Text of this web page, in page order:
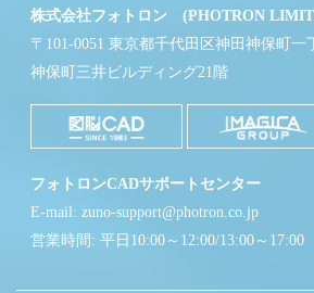
株式会社フォトロン (PHOTRON
〒101-0051 東京都千代田区神田神保町一
神保町三井ビルディング21階
フォトロンCADサポートセンター
E-mail: zuno-support@photron.co.jp
営業時間: 平日10:00～12:00/13:00～17:00